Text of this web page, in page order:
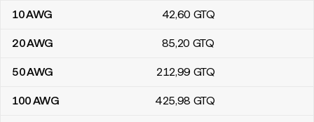
10AWG 42,60 GTQ
20AWG 85,20 GTQ
50AWG 212,99 GTQ
100AWG 425,98 GTQ